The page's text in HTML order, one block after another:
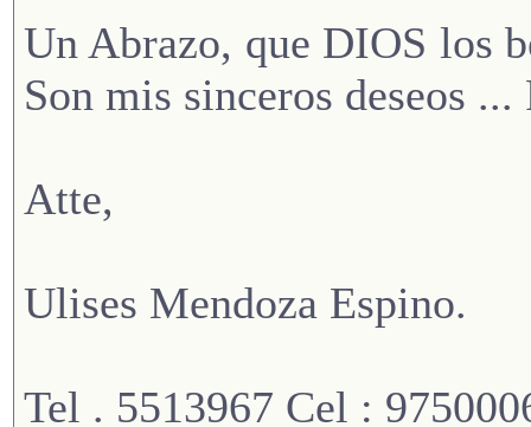
Un Abrazo, que DIOS los
Son mis sinceros deseos
Atte,
Ulises Mendoza Espino.
Tel . 5513967 Cel :